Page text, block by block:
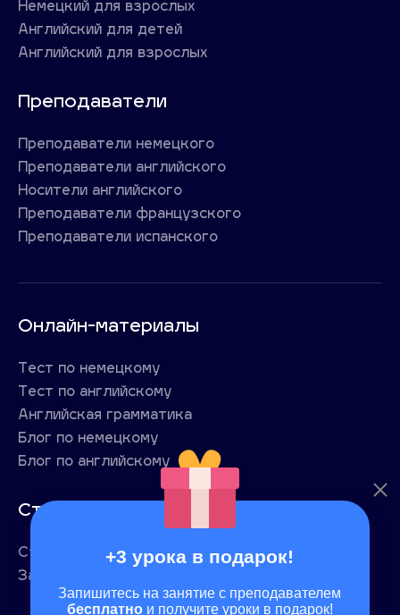
Немецкий для взрослых
Английский для детей
Английский для взрослых
Преподаватели
Преподаватели немецкого
Преподаватели английского
Носители английского
Преподаватели французского
Преподаватели испанского
Онлайн-материалы
Тест по немецкому
Тест по английскому
Английская грамматика
Блог по немецкому
Блог по английскому
Стоимость
Стоимость
Записаться на курс
+3 урока в подарок!
Запишитесь на занятие с преподавателем
бесплатнои получите уроки в подарок!